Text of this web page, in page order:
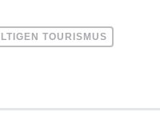
TOURISMUS